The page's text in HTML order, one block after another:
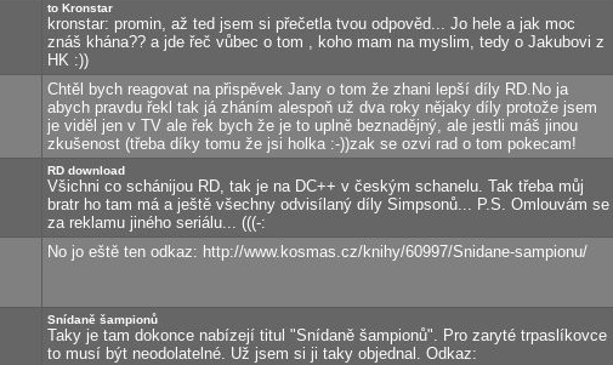
to Kronstar
kronstar: promin, až ted jsem si přečetla tvou odpověd... Jo hele a jak moc
znáš khána?? a jde řeč vůbec o tom , koho mam na myslim, tedy o Jakubovi z
HK :))
Chtěl bych reagovat na přispěvek Jany o tom že zhani lepší díly RD.No ja
abych pravdu řekl tak já zháním alespoň už dva roky nějaky díly protože jsem
je viděl jen v TV ale řek bych že je to uplně beznadějný, ale jestli máš jinou
zkušenost (třeba díky tomu že jsi holka :-))zak se ozvi rad o tom pokecam!
RD download
Všichni co schánijou RD, tak je na DC++ v českým schanelu. Tak třeba můj
bratr ho tam má a ještě všechny odvisílaný díly Simpsonů... P.S. Omlouvám se
za reklamu jiného seriálu... (((-:
No jo eště ten odkaz: http://www.kosmas.cz/knihy/60997/Snidane-sampionu/
Snídaně šampionů
Taky je tam dokonce nabízejí titul "Snídaně šampionů". Pro zaryté trpaslíkovce
to musí být neodolatelné. Už jsem si ji taky objednal. Odkaz: